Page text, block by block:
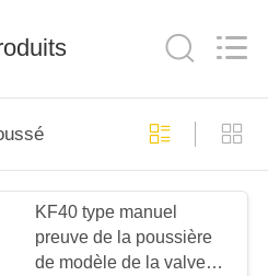
palette
KF40 type manuel
preuve de la poussière
de modèle de la valve